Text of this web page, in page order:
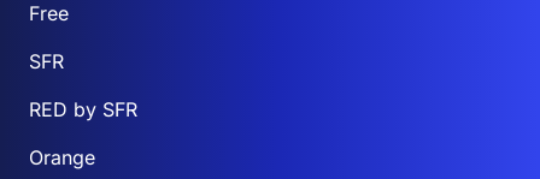
Free
SFR
RED by SFR
Orange